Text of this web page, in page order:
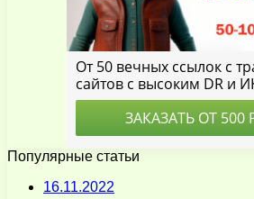
Популярные статьи
16.11.2022